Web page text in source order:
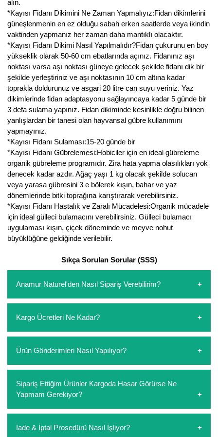
alın.
*Kayısı Fidanı Dikimini Ne Zaman Yapmalıyız:Fidan dikimlerini
güneşlenmenin en ez olduğu sabah erken saatlerde veya ikindin
vaktinden yapmanız her zaman daha mantıklı olacaktır.
*Kayısı Fidanı Dikimi Nasıl Yapılmalıdır?Fidan çukurunu en boy
yükseklik olarak 50-60 cm ebatlarında açınız. Fidanınız aşı
noktası varsa aşı noktası güneye gelecek şekilde fidanı dik bir
şekilde yerleştiriniz ve aşı noktasının 10 cm altına kadar
toprakla doldurunuz ve asgari 20 litre can suyu veriniz. Yaz
dikimlerinde fidan adaptasyonu sağlayıncaya kadar 5 günde bir
3 defa sulama yapınız. Fidan dikiminde kesinlikle doğru bilinen
yanlışlardan bir tanesi olan hayvansal gübre kullanımını
yapmayınız.
*Kayısı Fidanı Sulaması:15-20 günde bir
*Kayısı Fidanı Gübrelemesi:Hobiciler için en ideal gübreleme
organik gübreleme programıdır. Zira hata yapma olasılıkları yok
denecek kadar azdır. Ağaç yaşı 1 kg olacak şekilde solucan
veya yarasa gübresini 3 e bölerek kışın, bahar ve yaz
dönemlerinde bitki toprağına karıştırarak verebilirsiniz.
*Kayısı Fidanı Hastalık ve Zaralı Mücadelesi:Organik mücadele
için ideal gülleci bulamacını verebilirsiniz. Gülleci bulamacı
uygulaması kışın, çiçek döneminde ve meyve nohut
büyüklüğüne geldiğinde verilebilir.
Sıkça Sorulan Sorular (SSS)
Anamur Naturel'den Nasıl Sipariş Verebilirim?
oluşturarak,iletişim numaralarımızdan bizi arayarak veya
whatsapp hattımızdan bizlere isteklerinizi yazarak sipariş
ödemelerini sipariş verdikten sonra havale/eft veya sipariş
Kargo Ücretleri Ne Kadar?
etmeyin diye 1500 lira ve üzerindeki siparişlerinizde
kargoyu biz karşılıyoruz. 1500 Lira altında kalan
kargo ücreti ödeme aşamasında sepetinize eklenecektir.
Ürün Gönderimleri Nasıl Yapılıyor?
paketlenip gönderim yapılmaktadır.
Sipariş Ettiğim Ürünler Kargoda Hasar Görürse Ne
Yapmam Gerekiyor?
çerçevesinde müşterilerimizi hiçbir zaman mağdur
İade & İptal Prosedürü Nasıl İşliyor?